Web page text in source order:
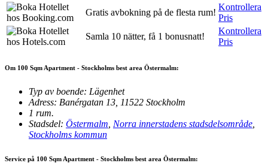
Gratis avbokning på de flesta rum!
Kontrollera
Pris
Samla 10 nätter, få 1 bonusnatt!
Kontrollera
Pris
Om 100 Sqm Apartment - Stockholms best area Östermalm:
Typ av boende: Lägenhet
Adress: Banérgatan 13, 11522 Stockholm
1 rum.
Stadsdel: Östermalm Norra innerstadens stadsdelsområde
Stockholms kommun
Service på 100 Sqm Apartment - Stockholms best area Östermalm: